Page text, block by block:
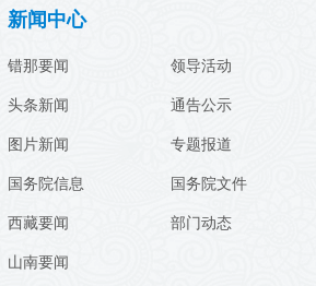
新闻中心
错那要闻
头条新闻
图片新闻
国务院信息
西藏要闻
山南要闻
领导活动
通告公示
专题报道
国务院文件
部门动态